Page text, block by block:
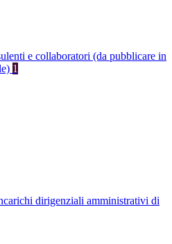
e collaboratori (da pubblicare in
1
dirigenziali amministrativi di